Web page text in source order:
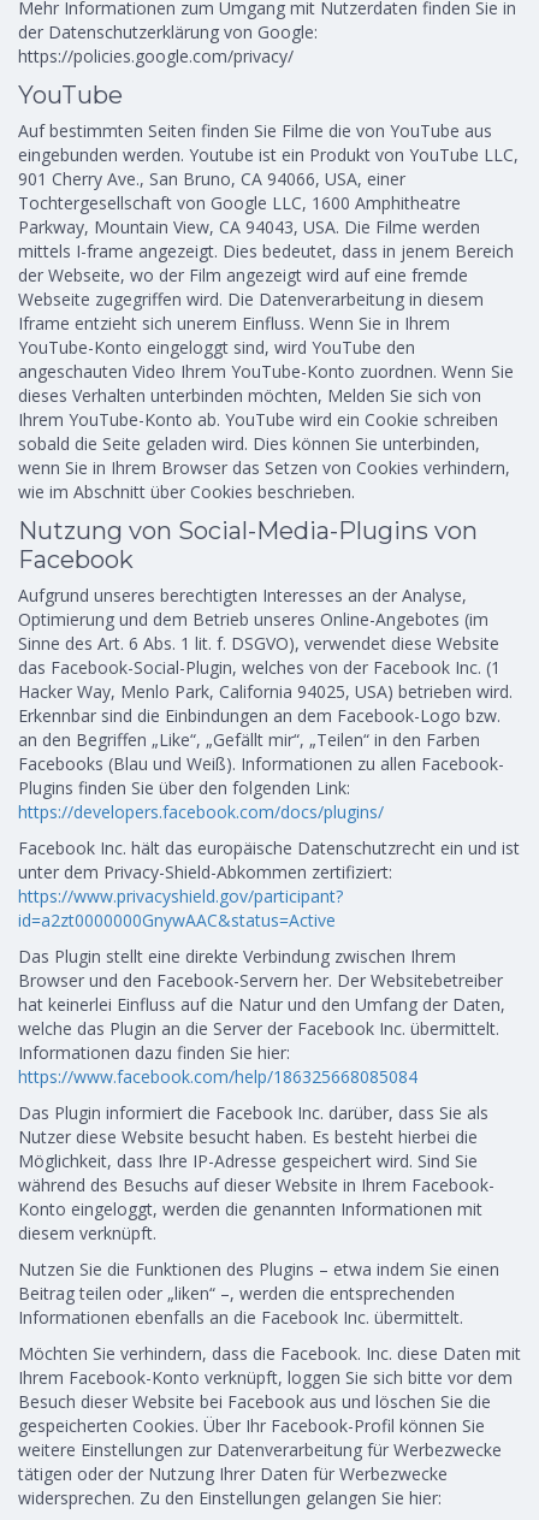
Mehr Informationen zum Umgang mit Nutzerdaten finden Sie in
der Datenschutzerklärung von Google:
https://policies.google.com/privacy/
YouTube
Auf bestimmten Seiten finden Sie Filme die von YouTube aus
eingebunden werden. Youtube ist ein Produkt von YouTube LLC,
901 Cherry Ave., San Bruno, CA 94066, USA, einer
Tochtergesellschaft von Google LLC, 1600 Amphitheatre
Parkway, Mountain View, CA 94043, USA. Die Filme werden
mittels I-frame angezeigt. Dies bedeutet, dass in jenem Bereich
der Webseite, wo der Film angezeigt wird auf eine fremde
Webseite zugegriffen wird. Die Datenverarbeitung in diesem
Iframe entzieht sich unerem Einfluss. Wenn Sie in Ihrem
YouTube-Konto eingeloggt sind, wird YouTube den
angeschauten Video Ihrem YouTube-Konto zuordnen. Wenn Sie
dieses Verhalten unterbinden möchten, Melden Sie sich von
Ihrem YouTube-Konto ab. YouTube wird ein Cookie schreiben
sobald die Seite geladen wird. Dies können Sie unterbinden,
wenn Sie in Ihrem Browser das Setzen von Cookies verhindern,
wie im Abschnitt über Cookies beschrieben.
Nutzung von Social-Media-Plugins von
Facebook
Aufgrund unseres berechtigten Interesses an der Analyse,
Optimierung und dem Betrieb unseres Online-Angebotes (im
Sinne des Art. 6 Abs. 1 lit. f. DSGVO), verwendet diese Website
das Facebook-Social-Plugin, welches von der Facebook Inc. (1
Hacker Way, Menlo Park, California 94025, USA) betrieben wird.
Erkennbar sind die Einbindungen an dem Facebook-Logo bzw.
an den Begriffen „Like“, „Gefällt mir“, „Teilen“ in den Farben
Facebooks (Blau und Weiß). Informationen zu allen Facebook-
Plugins finden Sie über den folgenden Link:
https://developers.facebook.com/docs/plugins/
Facebook Inc. hält das europäische Datenschutzrecht ein und ist
unter dem Privacy-Shield-Abkommen zertifiziert:
https://www.privacyshield.gov/participant?
id=a2zt0000000GnywAAC&status=Active
Das Plugin stellt eine direkte Verbindung zwischen Ihrem
Browser und den Facebook-Servern her. Der Websitebetreiber
hat keinerlei Einfluss auf die Natur und den Umfang der Daten,
welche das Plugin an die Server der Facebook Inc. übermittelt.
Informationen dazu finden Sie hier:
https://www.facebook.com/help/186325668085084
Das Plugin informiert die Facebook Inc. darüber, dass Sie als
Nutzer diese Website besucht haben. Es besteht hierbei die
Möglichkeit, dass Ihre IP-Adresse gespeichert wird. Sind Sie
während des Besuchs auf dieser Website in Ihrem Facebook-
Konto eingeloggt, werden die genannten Informationen mit
diesem verknüpft.
Nutzen Sie die Funktionen des Plugins – etwa indem Sie einen
Beitrag teilen oder „liken“ –, werden die entsprechenden
Informationen ebenfalls an die Facebook Inc. übermittelt.
Möchten Sie verhindern, dass die Facebook. Inc. diese Daten mit
Ihrem Facebook-Konto verknüpft, loggen Sie sich bitte vor dem
Besuch dieser Website bei Facebook aus und löschen Sie die
gespeicherten Cookies. Über Ihr Facebook-Profil können Sie
weitere Einstellungen zur Datenverarbeitung für Werbezwecke
tätigen oder der Nutzung Ihrer Daten für Werbezwecke
widersprechen. Zu den Einstellungen gelangen Sie hier: